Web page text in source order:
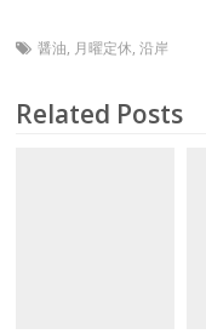
醤油, 月曜定休,沿岸
Related Posts